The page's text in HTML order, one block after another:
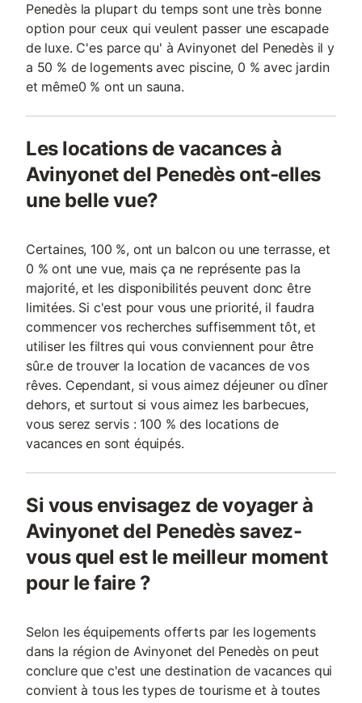
Penedès la plupart du temps sont une très bonne
option pour ceux qui veulent passer une escapade
de luxe. C'es parce qu' à Avinyonet del Penedès il y
a 50 % de logements avec piscine, 0 % avec jardin
et même0 % ont un sauna.
Les locations de vacances à
Avinyonet del Penedès ont-elles
une belle vue?
Certaines, 100 %, ont un balcon ou une terrasse, et
0 % ont une vue, mais ça ne représente pas la
majorité, et les disponibilités peuvent donc être
limitées. Si c'est pour vous une priorité, il faudra
commencer vos recherches suffisemment tôt, et
utiliser les filtres qui vous conviennent pour être
sûr.e de trouver la location de vacances de vos
rêves. Cependant, si vous aimez déjeuner ou dîner
dehors, et surtout si vous aimez les barbecues,
vous serez servis : 100 % des locations de
vacances en sont équipés.
Si vous envisagez de voyager à
Avinyonet del Penedès savez-
vous quel est le meilleur moment
pour le faire ?
Selon les équipements offerts par les logements
dans la région de Avinyonet del Penedès on peut
conclure que c'est une destination de vacances qui
convient à tous les types de tourisme et à toutes